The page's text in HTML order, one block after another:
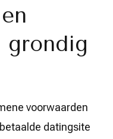
grondig
voorwaarden
datingsite